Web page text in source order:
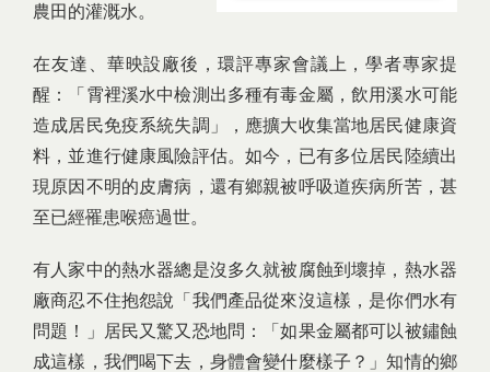
農田的灌溉水。
在友達、華映設廠後，環評專家會議上，學者專家提
醒：「霄裡溪水中檢測出多種有毒金屬，飲用溪水可能
造成居民免疫系統失調」，應擴大收集當地居民健康資
料，並進行健康風險評估。如今，已有多位居民陸續出
現原因不明的皮膚病，還有鄉親被呼吸道疾病所苦，甚
至已經罹患喉癌過世。
有人家中的熱水器總是沒多久就被腐蝕到壞掉，熱水器
廠商忍不住抱怨說「我們產品從來沒這樣，是你們水有
問題！」居民又驚又恐地問：「如果金屬都可以被鏽蝕
成這樣，我們喝下去，身體會變什麼樣子？」知情的鄉